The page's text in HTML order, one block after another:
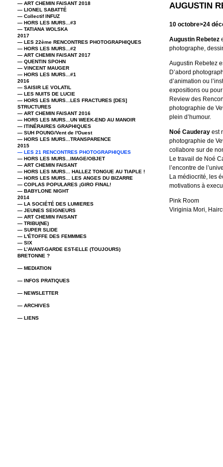
— ART CHEMIN FAISANT 2018
— LIONEL SABATTÉ
— Collectif INFUZ
— HORS LES MURS...#3
— TATIANA WOLSKA
2017
— LES 22ème RENCONTRES PHOTOGRAPHIQUES
— HORS LES MURS...#2
— ART CHEMIN FAISANT 2017
— QUENTIN SPOHN
— VINCENT MAUGER
— HORS LES MURS...#1
2016
— SAISIR LE VOLATIL
— LES NUITS DE LUCIE
— HORS LES MURS...LES FRACTURES [DES]
STRUCTURES
— ART CHEMIN FAISANT 2016
— HORS LES MURS...UN WEEK-END AU MANOIR
— ITINÉRAIRES GRAPHIQUES
— SUH POUNG/Vent de l'Ouest
— HORS LES MURS...TRANSPARENCE
2015
— LES 21 RENCONTRES PHOTOGRAPHIQUES
— HORS LES MURS...IMAGE/OBJET
— ART CHEMIN FAISANT
— HORS LES MURS... HALLEZ TONGUE AU TIAPLE !
— HORS LES MURS... LES ANGES DU BIZARRE
— COPLAS POPULARES ¡GIRO FINAL!
— BABYLONE NIGHT
2014
— LA SOCIÉTÉ DES LUMIERES
— JEUNES SEIGNEURS
— ART CHEMIN FAISANT
— TRIBU(NE)
— SUPER SLIDE
— L'ÉTOFFE DES FEMMMES
— SIX
— L’AVANT-GARDE EST-ELLE (TOUJOURS)
BRETONNE ?
— MEDIATION
— INFOS PRATIQUES
— NEWSLETTER
— ARCHIVES
— LIENS
AUGUSTIN
10 octobre>24
Augustin Rebetez
photographe,
Augustin Rebetez
D’abord
d’animation ou
expositions ou
Review des
photographie de
plein d’humour.
Noé Cauderay est
photographie de
collabore sur de
Le travail de Noé
l’encontre de
La médiocrité, les
motivations à
Pink Room
Viriginia Mori,